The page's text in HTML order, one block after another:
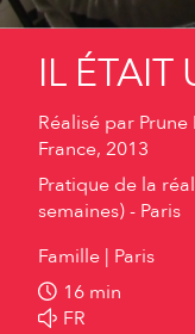
IL ÉTAIT
Réalisé par
France, 2013
Pratique de la
semaines) - Paris
Famille Paris
16 min
FR